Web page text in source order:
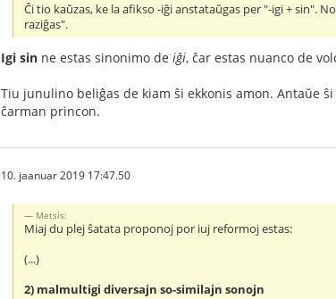
Ĉi tio kaŭzas, ke la afikso -iĝi anstataŭgas per "-igi + sin".
raziĝas".
Igi sin ne estas sinonimo de iĝi, ĉar estas nuanco de
Tiu junulino beliĝas de kiam ŝi ekkonis amon. Antaŭe
ĉarman princon.
10. jaanuar 2019 17:47.50
Metsis:
Miaj du plej ŝatata proponoj por iuj reformoj estas:
(...)
2) malmultigi diversajn so-similajn sonojn